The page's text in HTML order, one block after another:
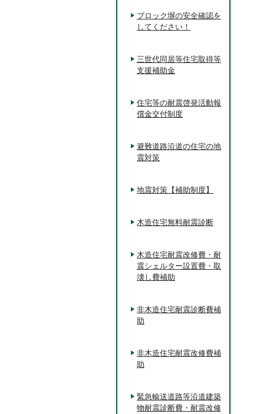
ブロック塀の安全確認を
してください！
三世代同居等住宅取得等
支援補助金
住宅等の耐震啓発活動報
償金交付制度
避難道路沿道の住宅の地
震対策
地震対策【補助制度】
木造住宅無料耐震診断
木造住宅耐震改修費・耐
震シェルター設置費・取
壊し費補助
非木造住宅耐震診断費補
助
非木造住宅耐震改修費補
助
緊急輸送道路等沿道建築
物耐震診断費・耐震改修